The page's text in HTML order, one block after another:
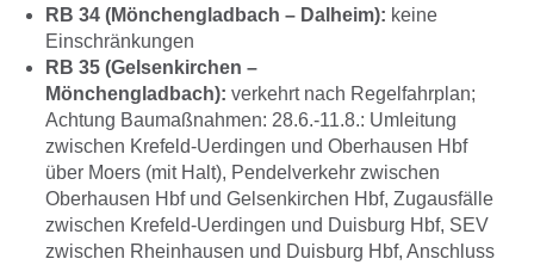
RB 34 (Mönchengladbach – Dalheim): keine
Einschränkungen
RB 35 (Gelsenkirchen –
Mönchengladbach): verkehrt nach Regelfahrplan;
Achtung Baumaßnahmen: 28.6.-11.8.: Umleitung
zwischen Krefeld-Uerdingen und Oberhausen Hbf
über Moers (mit Halt), Pendelverkehr zwischen
Oberhausen Hbf und Gelsenkirchen Hbf, Zugausfälle
zwischen Krefeld-Uerdingen und Duisburg Hbf, SEV
zwischen Rheinhausen und Duisburg Hbf, Anschluss